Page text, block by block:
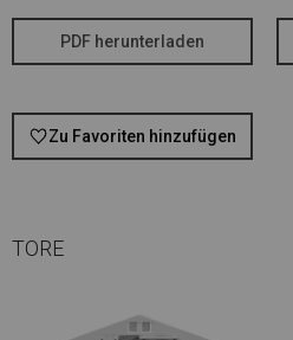
PDF herunterladen
Zu Favoriten hinzufügen
TORE